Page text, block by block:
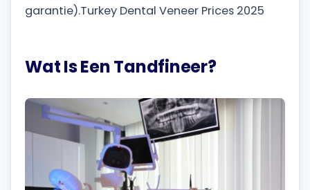
garantie).Turkey Dental Veneer Prices 2025
Wat Is Een Tandfineer?